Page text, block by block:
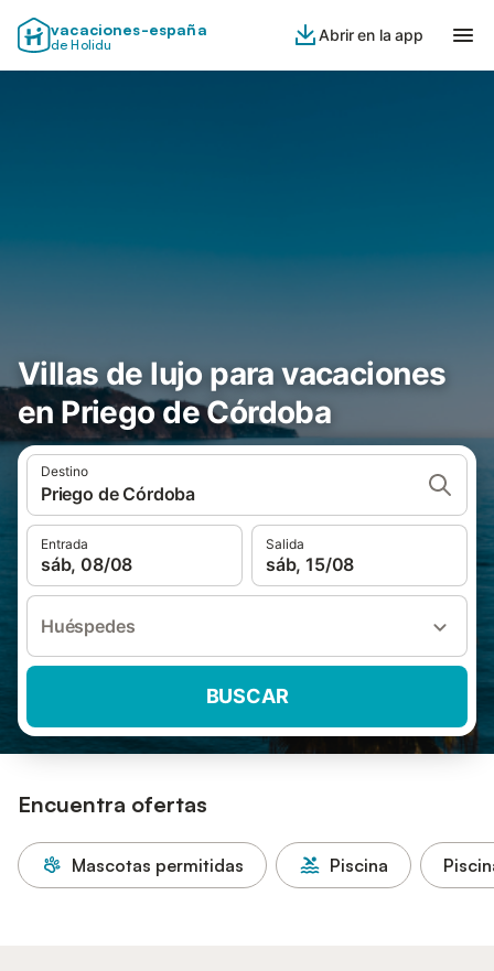
vacaciones-españa
de Holidu
Abrir en la app
Villas de lujo para vacaciones
en Priego de Córdoba
Destino
Priego de Córdoba
Entrada
sáb, 08/08
Salida
sáb, 15/08
Huéspedes
BUSCAR
Encuentra ofertas
Mascotas permitidas Piscina